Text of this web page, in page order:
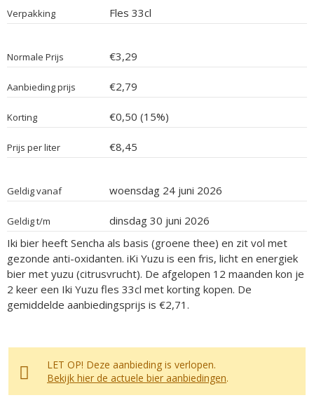
Verpakking Fles 33cl
Normale Prijs €3,29
Aanbieding prijs €2,79
Korting €0,50 (15%)
Prijs per liter €8,45
Geldig vanaf woensdag 24 juni 2026
Geldig t/m
dinsdag 30 juni 2026
Iki bier heeft Sencha als basis (groene thee) en zit vol met
gezonde anti-oxidanten. iKi Yuzu is een fris, licht en energiek
bier met yuzu (citrusvrucht). De afgelopen 12 maanden kon je
2 keer een Iki Yuzu fles 33cl met korting kopen. De
gemiddelde aanbiedingsprijs is €2,71.
LET OP! Deze aanbieding is verlopen.
Bekijk hier de actuele bier aanbiedingen.